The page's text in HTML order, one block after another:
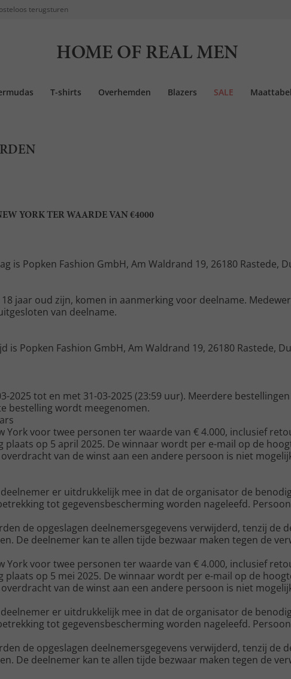
terugsturen
HOME OF REAL MEN
T-shirts Overhemden Blazers SALE Maattabel
YORK TER WAARDE VAN €4000
is Popken Fashion GmbH, Am Waldrand 19, 26180 Rastede,
jaar oud zijn, komen in aanmerking voor deelname.
van deelname.
is Popken Fashion GmbH, Am Waldrand 19, 26180 Rastede,
2025 tot en met 31-03-2025 (23:59 uur). Meerdere
bestelling wordt meegenomen.
York voor twee personen ter waarde van € 4.000, inclusief
plaats op 5 april 2025. De winnaar wordt per e-mail op de
van de winst aan een andere persoon is niet
er uitdrukkelijk mee in dat de organisator de
tot gegevensbescherming worden nageleefd.
de opgeslagen deelnemersgegevens verwijderd, tenzij
De deelnemer kan te allen tijde bezwaar maken tegen de
York voor twee personen ter waarde van € 4.000, inclusief
plaats op 5 mei 2025. De winnaar wordt per e-mail op de
van de winst aan een andere persoon is niet
er uitdrukkelijk mee in dat de organisator de
tot gegevensbescherming worden nageleefd.
de opgeslagen deelnemersgegevens verwijderd, tenzij
De deelnemer kan te allen tijde bezwaar maken tegen de